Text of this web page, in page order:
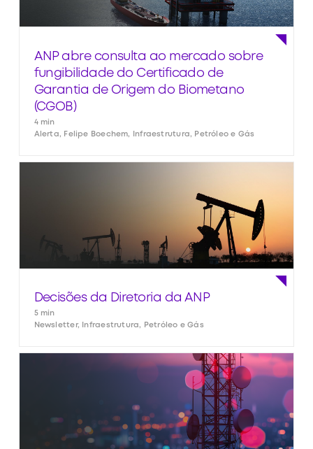
ANP abre consulta ao mercado sobre
fungibilidade do Certificado de
Garantia de Origem do Biometano
(CGOB)
4 min
Alerta, Felipe Boechem, Infraestrutura, Petróleo e Gás
Decisões da Diretoria da ANP
5 min
Newsletter, Infraestrutura, Petróleo e Gás